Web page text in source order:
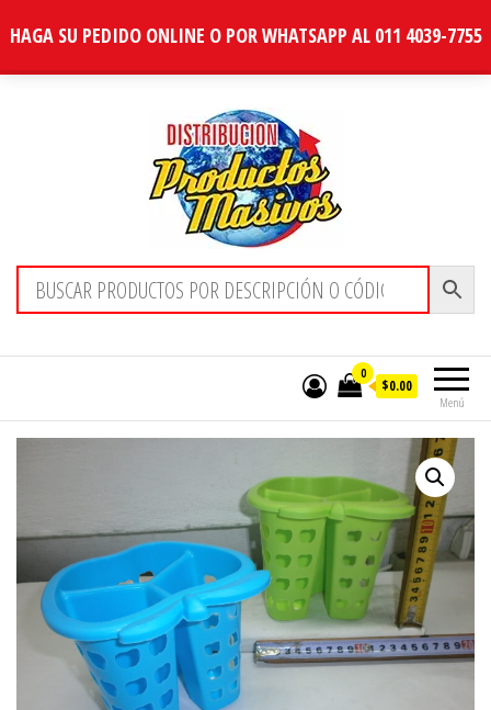
HAGA SU PEDIDO ONLINE O POR WHATSAPP AL 011 4039-7755
Distribucion Masiva
Menú
0
$0.00